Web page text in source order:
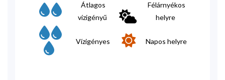
Átlagos
vízigényű
Félárnyékos
helyre
Vízigényes Napos helyre